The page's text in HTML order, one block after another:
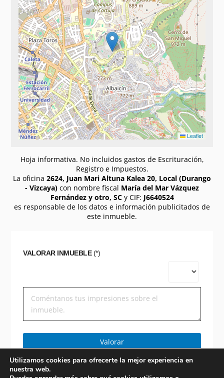
Leaflet
Hoja informativa. No incluidos gastos de Escrituración,
Registro e Impuestos.
La oficina 2624, Juan Mari Altuna Kalea 20, Local (Durango
- Vizcaya) con nombre fiscal María del Mar Vázquez
Fernández y otro, SCy CIF: J6640524
es responsable de los datos e información publicitados de
este inmueble.
VALORAR INMUEBLE(*)
Valorar
Utilizamos cookies para ofrecerte la mejor experiencia en
nuestra web.